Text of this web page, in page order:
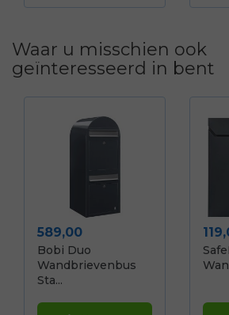
Waar u misschien ook
geïnteresseerd in bent
Prijs
589,00
Bobi Duo
Wandbrievenbus
Sta...